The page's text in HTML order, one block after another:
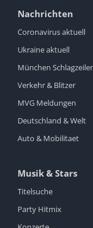
Nachrichten
Coronavirus aktuell
Ukraine aktuell
München
Verkehr & Blitzer
MVG Meldungen
Deutschland & Welt
Auto & Mobilitaet
Musik & Stars
Titelsuche
Party Hitmix